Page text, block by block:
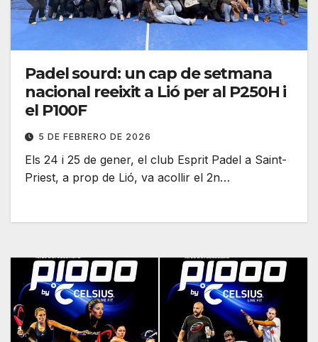
Padel sourd: un cap de setmana
nacional reeixit a Lió per al P250H i
el P100F
5 DE FEBRERO DE 2026
Els 24 i 25 de gener, el club Esprit Padel a Saint-
Priest, a prop de Lió, va acollir el 2n…